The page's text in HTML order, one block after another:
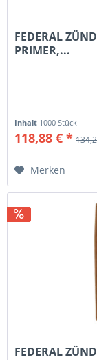
FEDERAL
PRIMER,...
Inhalt 1000 Stück
118,88 € *
Merken
FEDERAL